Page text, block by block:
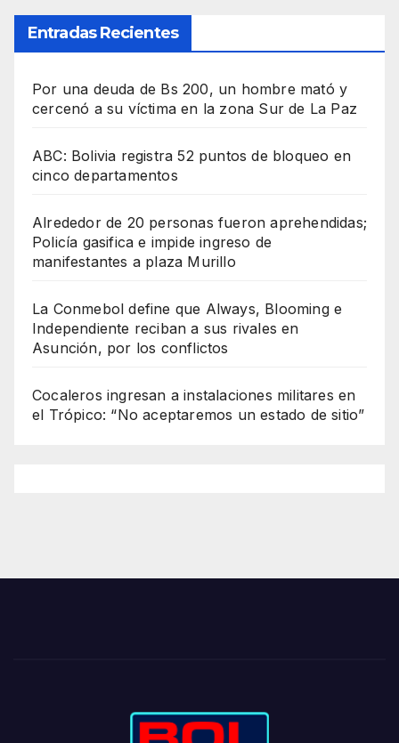
Entradas Recientes
Por una deuda de Bs 200, un hombre mató y
cercenó a su víctima en la zona Sur de La Paz
ABC: Bolivia registra 52 puntos de bloqueo en
cinco departamentos
Alrededor de 20 personas fueron aprehendidas;
Policía gasifica e impide ingreso de
manifestantes a plaza Murillo
La Conmebol define que Always, Blooming e
Independiente reciban a sus rivales en
Asunción, por los conflictos
Cocaleros ingresan a instalaciones militares en
el Trópico: “No aceptaremos un estado de sitio”